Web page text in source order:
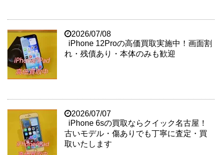
2026/07/08
iPhone 12Proの高価買取実施中！画面割
れ・残債あり・本体のみも歓迎
2026/07/07
iPhone 6sの買取ならクイック名古屋！
古いモデル・傷ありでも丁寧に査定・買
取いたします